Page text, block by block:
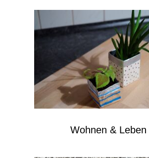
Wohnen & Leben